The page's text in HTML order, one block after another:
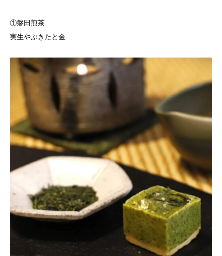
①磐田煎茶
実生やぶきたと金